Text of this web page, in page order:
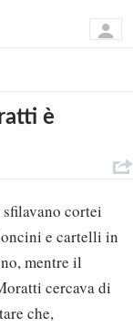
è
cortei
e cartelli in
mentre il
cercava di
che,